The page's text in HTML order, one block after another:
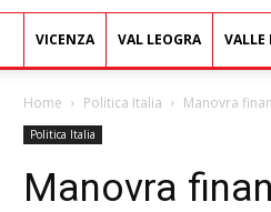
VICENZA VAL LEOGRA VALLE
Home Politica Italia Manovra
Politica Italia
Manovra